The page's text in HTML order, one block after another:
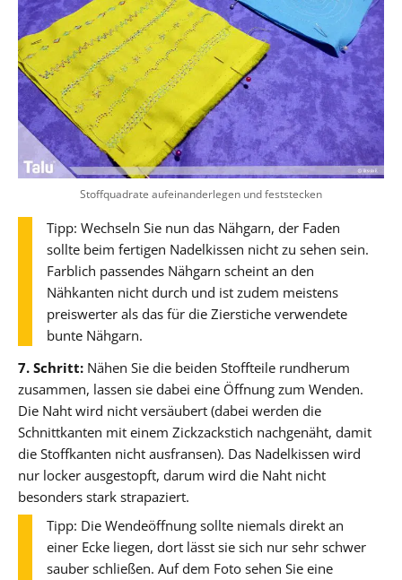
Stoffquadrate aufeinanderlegen und feststecken
Tipp: Wechseln Sie nun das Nähgarn, der Faden
sollte beim fertigen Nadelkissen nicht zu sehen sein.
Farblich passendes Nähgarn scheint an den
Nähkanten nicht durch und ist zudem meistens
preiswerter als das für die Zierstiche verwendete
bunte Nähgarn.
7. Schritt: Nähen Sie die beiden Stoffteile rundherum
zusammen, lassen sie dabei eine Öffnung zum Wenden.
Die Naht wird nicht versäubert (dabei werden die
Schnittkanten mit einem Zickzackstich nachgenäht, damit
die Stoffkanten nicht ausfransen). Das Nadelkissen wird
nur locker ausgestopft, darum wird die Naht nicht
besonders stark strapaziert.
Tipp: Die Wendeöffnung sollte niemals direkt an
einer Ecke liegen, dort lässt sie sich nur sehr schwer
sauber schließen. Auf dem Foto sehen Sie eine